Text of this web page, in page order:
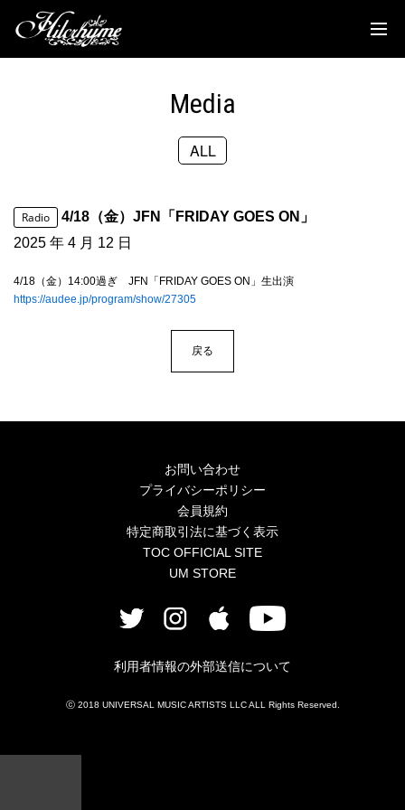
Discography
Biography
Goods
Contact us
Sign In
Media
ALL
Radio
4/18（金）JFN「FRIDAY GOES ON」
2025 年 4 月 12 日
4/18（金）14:00過ぎ JFN「FRIDAY GOES ON」生出演
https://audee.jp/program/show/27305
戻る
お問い合わせ
プライバシーポリシー
会員規約
特定商取引法に基づく表示
TOC OFFICIAL SITE
UM STORE
利用者情報の外部送信について
ⓒ 2018 UNIVERSAL MUSIC ARTISTS LLC ALL Rights Reserved.